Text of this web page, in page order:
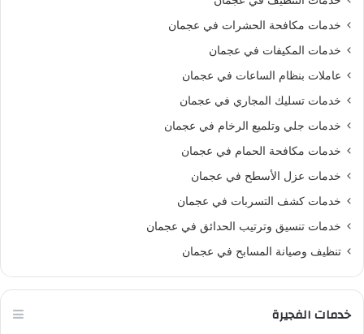
خدمات مكافحة الحشرات في عجمان
خدمات المكيفات في عجمان
عاملات بنظام الساعات في عجمان
خدمات تسليك المجاري في عجمان
خدمات جلي وتلميع الرخام في عجمان
خدمات مكافحة الحمام في عجمان
خدمات عزل الأسطح في عجمان
خدمات كشف التسربات في عجمان
خدمات تنسيق وترتيب الحدائق في عجمان
تنظيف وصيانة المسابح في عجمان
خدمات الفجيرة